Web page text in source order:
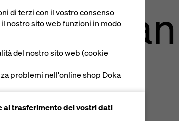
Han
di terzi con il vostro consenso
nostro sito web funzioni in modo
del nostro sito web (cookie
problemi nell'online shop Doka
al trasferimento dei vostri dati